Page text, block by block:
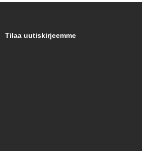
Tilaa uutiskirjeemme